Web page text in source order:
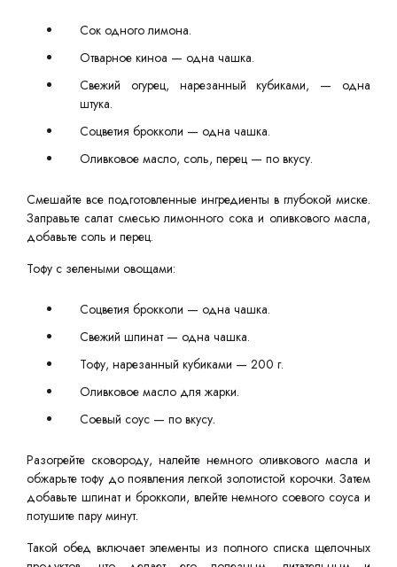
Сок одного лимона.
Отварное киноа — одна чашка.
Свежий огурец, нарезанный кубиками, — одна
штука.
Соцветия брокколи — одна чашка.
Оливковое масло, соль, перец — по вкусу.
Смешайте все подготовленные ингредиенты в глубокой миске.
Заправьте салат смесью лимонного сока и оливкового масла,
добавьте соль и перец.
Тофу с зелеными овощами:
Соцветия брокколи — одна чашка.
Свежий шпинат — одна чашка.
Тофу, нарезанный кубиками — 200 г.
Оливковое масло для жарки.
Соевый соус — по вкусу.
Разогрейте сковороду, налейте немного оливкового масла и
обжарьте тофу до появления легкой золотистой корочки. Затем
добавьте шпинат и брокколи, влейте немного соевого соуса и
потушите пару минут.
Такой обед включает элементы из полного списка щелочных